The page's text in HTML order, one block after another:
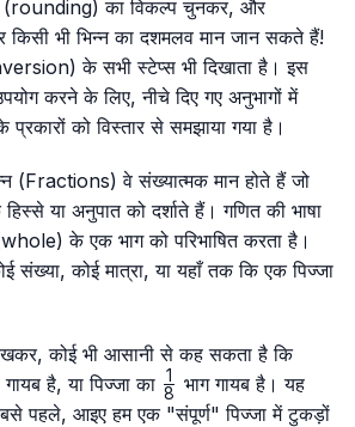
(rounding) का विकल्प चुनकर, और
भी भिन्न का दशमलव मान जान सकते हैं!
के सभी स्टेप्स भी दिखाता है। इस
करने के लिए, नीचे दिए गए अनुभागों में
को विस्तार से समझाया गया है।
(Fractions) वे संख्यात्मक मान होते हैं जो
या अनुपात को दर्शाते हैं। गणित की भाषा
के एक भाग को परिभाषित करता है।
संख्या, कोई मात्रा, या यहाँ तक कि एक पिज्जा
कोई भी आसानी से कह सकता है कि
है, या पिज्जा का \frac{1}
{8}
8
1
भाग गायब है। यह
पहले, आइए हम एक "संपूर्ण" पिज्जा में टुकड़ों